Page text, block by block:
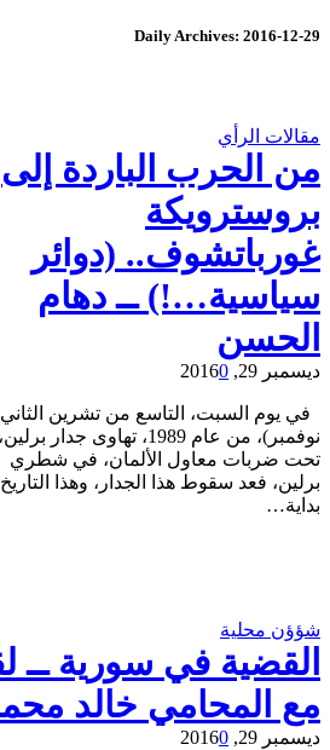
Daily Archives: 2016-12-29
مقالات الرأي
من الحرب الباردة إلى
بروسترويكة
غورباتشوف.. (دوائر
سياسية…!) ــ دهام
الحسن
ديسمبر 29, 2016 0
في يوم السبت، التاسع من تشرين
نوفمبر)، من عام 1989، تهاوى جدار برلين،
تحت ضربات معاول الألمان، في شطري
برلين، فعد سقوط هذا الجدار، وهذا
بداية…
شؤؤن محلية
القضية في سورية ــ
مع المحامي خالد
ديسمبر 29, 2016 0